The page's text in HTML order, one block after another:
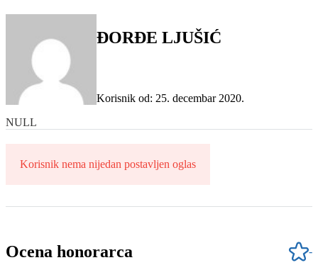
ĐORĐE LJUŠIĆ
Korisnik od: 25. decembar 2020.
NULL
Korisnik nema nijedan postavljen oglas
Ocena honorarca -